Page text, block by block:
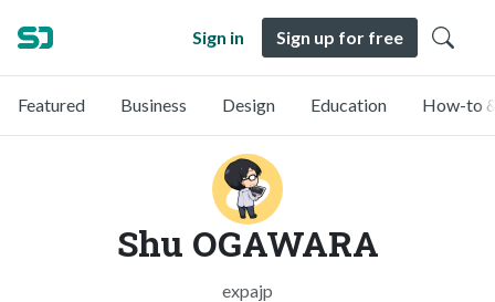
Sign in Sign up for free
Featured Business Design Education How-to
Shu OGAWARA
expajp